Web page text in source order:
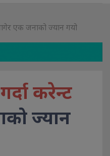
एक जनाको ज्यान गयो
करेन्ट
ज्यान